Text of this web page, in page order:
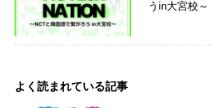
うin大宮校～
よく読まれている記事